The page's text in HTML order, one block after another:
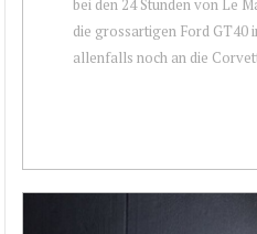
bei den 24 Stunden von Le
die grossartigen Ford GT40
allenfalls noch an die